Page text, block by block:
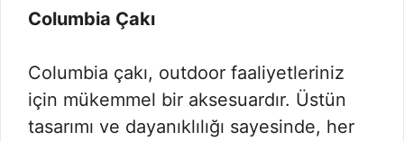
Columbia Çakı
Columbia çakı, outdoor faaliyetleriniz
için mükemmel bir aksesuardır. Üstün
tasarımı ve dayanıklılığı sayesinde, her